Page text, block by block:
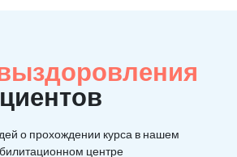
о прохождении курса в нашем
центре